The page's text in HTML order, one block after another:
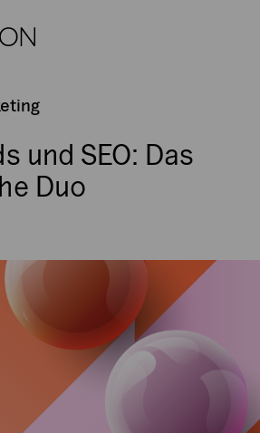
Generaxion
und SEO: Das
Duo